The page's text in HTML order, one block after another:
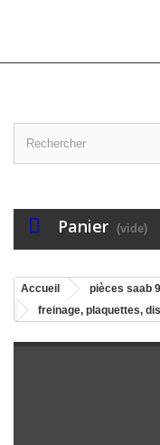
Panier (vide)
Accueil
pièces saab
freinage, plaquettes,